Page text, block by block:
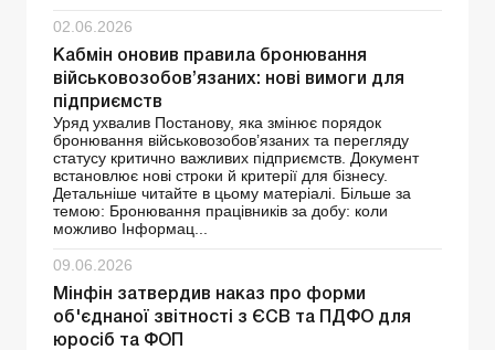
02.06.2026
Кабмін оновив правила бронювання
військовозобов’язаних: нові вимоги для
підприємств
Уряд ухвалив Постанову, яка змінює порядок
бронювання військовозобов’язаних та перегляду
статусу критично важливих підприємств. Документ
встановлює нові строки й критерії для бізнесу.
Детальніше читайте в цьому матеріалі. Більше за
темою: Бронювання працівників за добу: коли
можливо Інформац...
09.06.2026
Мінфін затвердив наказ про форми
об'єднаної звітності з ЄСВ та ПДФО для
юросіб та ФОП